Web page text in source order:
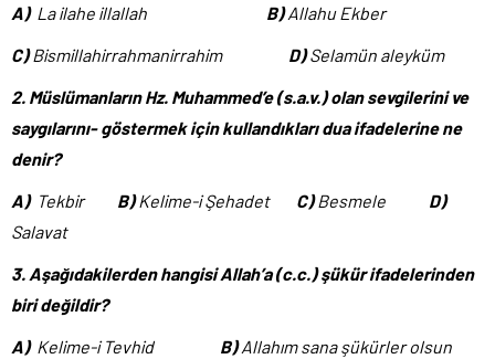
A)La ilahe illallah B)Allahu Ekber
C)Bismillahirrahmanirrahim D)Selamün aleyküm
2. Müslümanların Hz. Muhammed’e (s.a.v.) olan sevgilerini ve
saygılarını- göstermek için kullandıkları dua ifadelerine ne
denir?
A)Tekbir B)Kelime-i Şehadet C)Besmele D)
Salavat
3. Aşağıdakilerden hangisi Allah’a (c.c.) şükür ifadelerinden
biri değildir?
A)Kelime-i Tevhid B)Allahım sana şükürler olsun